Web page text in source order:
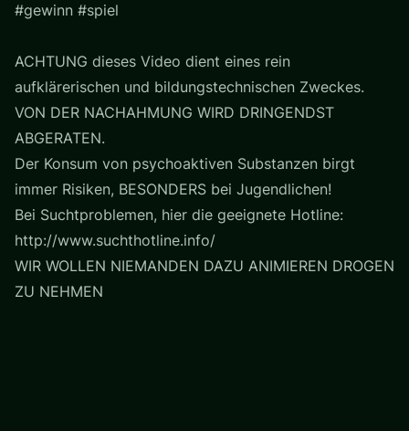
#gewinn #spiel
ACHTUNG dieses Video dient eines rein
aufklärerischen und bildungstechnischen Zweckes.
VON DER NACHAHMUNG WIRD DRINGENDST
ABGERATEN.
Der Konsum von psychoaktiven Substanzen birgt
immer Risiken, BESONDERS bei Jugendlichen!
Bei Suchtproblemen, hier die geeignete Hotline:
http://www.suchthotline.info/
WIR WOLLEN NIEMANDEN DAZU ANIMIEREN DROGEN
ZU NEHMEN